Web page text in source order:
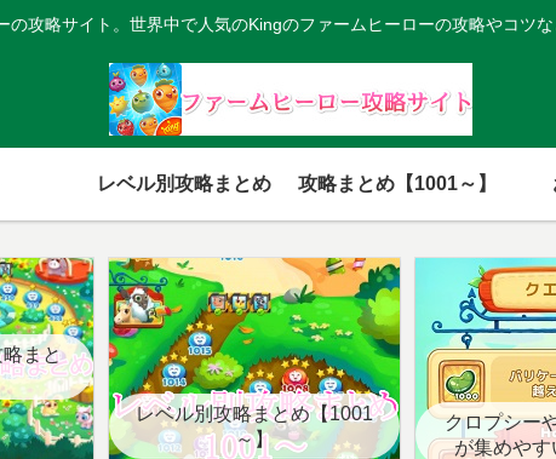
の攻略サイト。世界中で人気のKingのファームヒーローの攻略やコツな
レベル別攻略まとめ 攻略まとめ【1001～】
まと
レベル別攻略まとめ【1001
～】
クロプシー
が集めや